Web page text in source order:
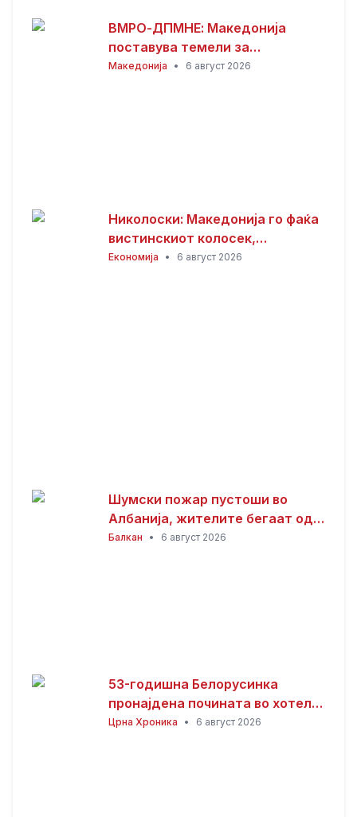
ВМРО-ДПМНЕ: Македонија
поставува темели за
енергетска независност и
Македонија • 6 август 2026
Николоски: Македонија го фаќа
вистинскиот колосек,
обезбедени 149 милиони евра
Економија • 6 август 2026
Шумски пожар пустоши во
Албанија, жителите бегаат од
домовите
Балкан • 6 август 2026
53-годишна Белорусинка
пронајдена почината во хотел
во Охрид
Црна Хроника • 6 август 2026